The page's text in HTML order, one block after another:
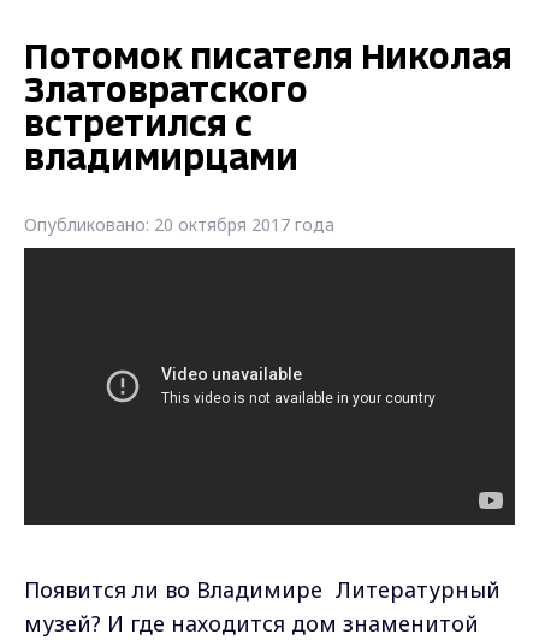
Потомок писателя Николая
Златовратского
встретился с
владимирцами
Опубликовано: 20 октября 2017 года
Появится ли во Владимире Литературный
музей? И где находится дом знаменитой